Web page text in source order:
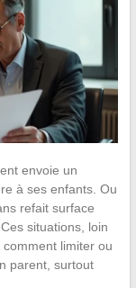
envoie un
à ses enfants. Ou
refait surface
situations, loin
limiter ou
parent, surtout